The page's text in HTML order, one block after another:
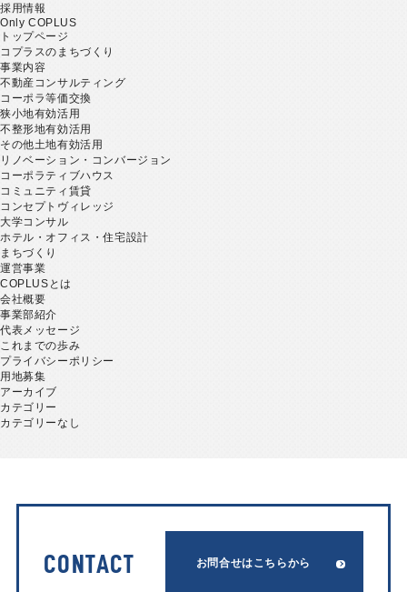
採用情報
Only COPLUS
トップページ
コプラスのまちづくり
事業内容
不動産コンサルティング
コーポラ等価交換
狭小地有効活用
不整形地有効活用
その他土地有効活用
リノベーション・コンバージョン
コーポラティブハウス
コミュニティ賃貸
コンセプトヴィレッジ
大学コンサル
ホテル・オフィス・住宅設計
まちづくり
運営事業
COPLUSとは
会社概要
事業部紹介
代表メッセージ
これまでの歩み
プライバシーポリシー
用地募集
アーカイブ
カテゴリー
カテゴリーなし
CONTACT お問合せはこちらから